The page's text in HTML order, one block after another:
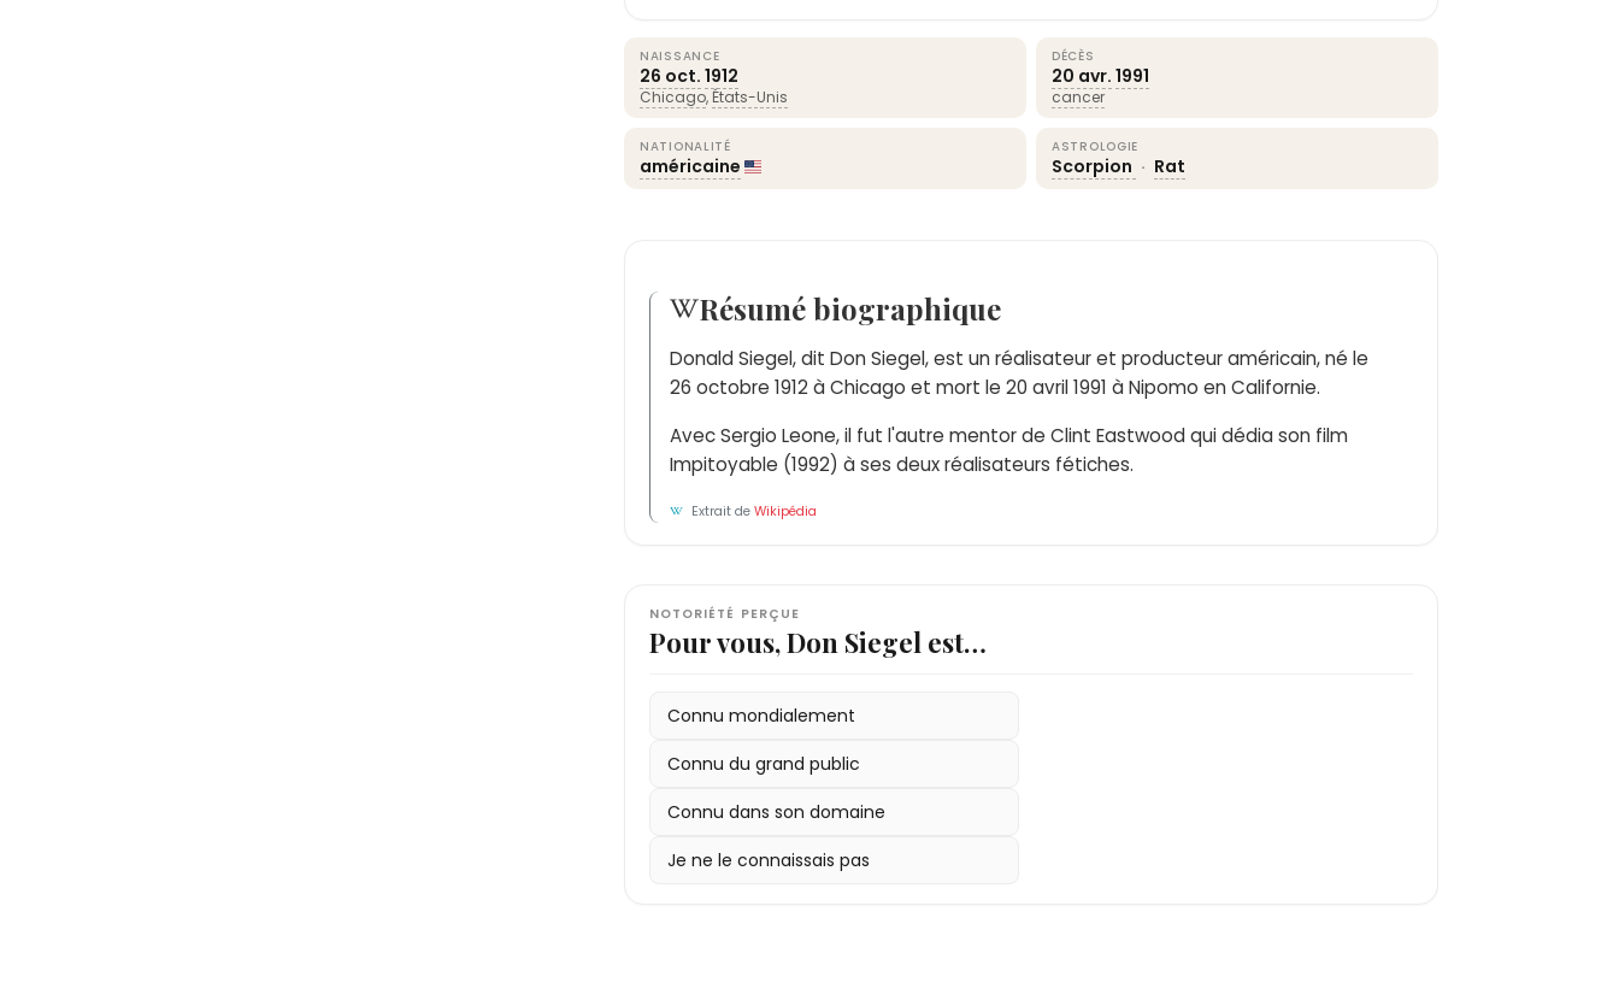
NAISSANCE
26 oct. 1912
Chicago, États-Unis
DÉCÈS
20 avr. 1991
cancer
NATIONALITÉ
américaine
ASTROLOGIE
Scorpion · Rat
Résumé biographique
Donald Siegel, dit Don Siegel, est un réalisateur et producteur américain, né le
26 octobre 1912 à Chicago et mort le 20 avril 1991 à Nipomo en Californie.
Avec Sergio Leone, il fut l'autre mentor de Clint Eastwood qui dédia son film
Impitoyable (1992) à ses deux réalisateurs fétiches.
Extrait deWikipédia
NOTORIÉTÉ PERÇUE
Pour vous, Don Siegel est…
Connu mondialement
Connu du grand public
Connu dans son domaine
Je ne le connaissais pas